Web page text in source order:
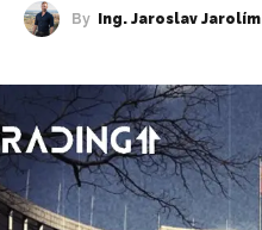
By Ing. Jaroslav Jarolím